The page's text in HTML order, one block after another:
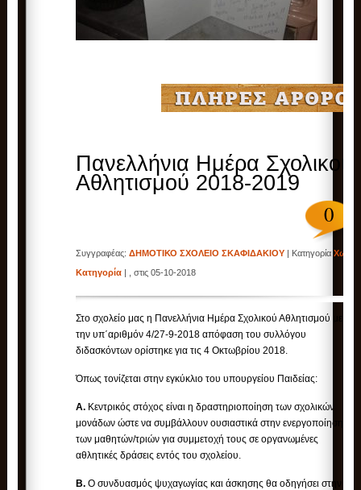
Πανελλήνια Ημέρα Σχολικού
Αθλητισμού 2018-2019
0
Συγγραφέας:ΔΗΜΟΤΙΚΟ ΣΧΟΛΕΙΟ ΣΚΑΦΙΔΑΚΙΟΥ | ΚατηγορίαΧωρίς
Κατηγορία | , στις 05-10-2018
Στο σχολείο μας η Πανελλήνια Ημέρα Σχολικού Αθλητισμού με
την υπ΄αριθμόν 4/27-9-2018 απόφαση του συλλόγου
διδασκόντων ορίστηκε για τις 4 Οκτωβρίου 2018.
Όπως τονίζεται στην εγκύκλιο του υπουργείου Παιδείας:
Α. Κεντρικός στόχος είναι η δραστηριοποίηση των σχολικών
μονάδων ώστε να συμβάλλουν ουσιαστικά στην ενεργοποίηση
των μαθητών/τριών για συμμετοχή τους σε οργανωμένες
αθλητικές δράσεις εντός του σχολείου.
Β.Ο συνδυασμός ψυχαγωγίας και άσκησης θα οδηγήσει στην